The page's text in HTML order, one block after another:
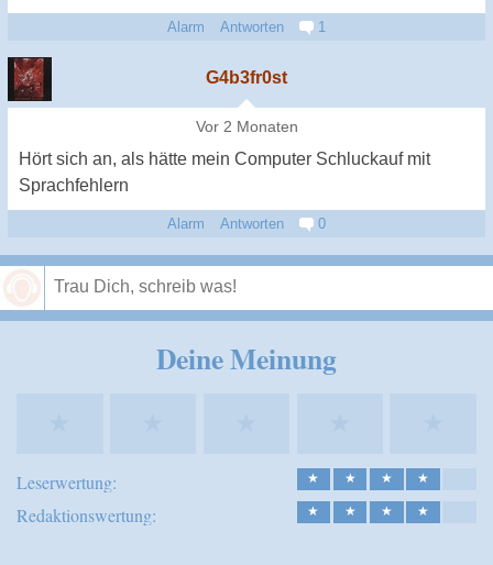
Alarm Antworten 1
G4b3fr0st
Vor 2 Monaten
Hört sich an, als hätte mein Computer Schluckauf mit
Sprachfehlern
Alarm Antworten 0
Deine Meinung
Leserwertung: ★ ★ ★ ★
Redaktionswertung: ★ ★ ★ ★